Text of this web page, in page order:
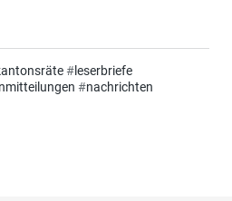
#leserbriefe
#nachrichten